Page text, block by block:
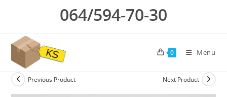
064/594-70-30
0 Menu
Previous Product Next Product